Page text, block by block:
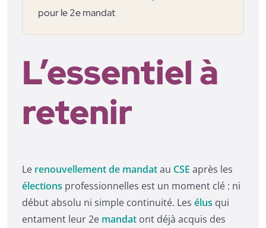
pour le 2e mandat
L’essentiel à
retenir
Le renouvellement de mandatau CSE après les
élections professionnelles est un moment clé : ni
début absolu ni simple continuité. Les élus qui
entament leur 2e mandat ont déjà acquis des